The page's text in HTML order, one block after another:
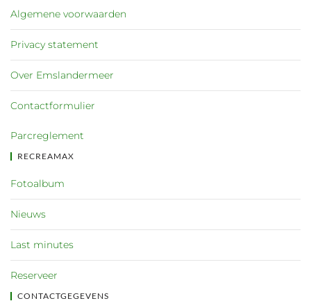
Algemene voorwaarden
Privacy statement
Over Emslandermeer
Contactformulier
Parcreglement
RECREAMAX
Fotoalbum
Nieuws
Last minutes
Reserveer
CONTACTGEGEVENS